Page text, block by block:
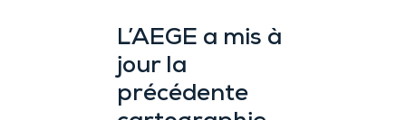
L’AEGE a mis à
jour la
précédente